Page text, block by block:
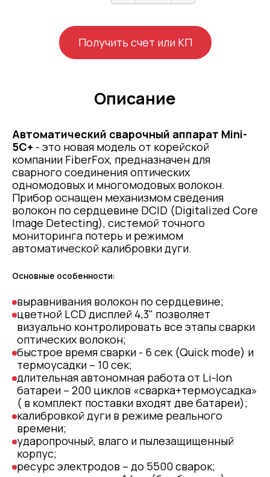
Получить счет или КП
Описание
Автоматический сварочный аппарат Mini-
5C+ - это новая модель от корейской
компании FiberFox, предназначен для
сварного соединения оптических
одномодовых и многомодовых волокон.
Прибор оснащен механизмом сведения
волокон по сердцевине DCID (Digitalized Core
Image Detecting), системой точного
мониторинга потерь и режимом
автоматической калибровки дуги.
Основные особенности:
выравнивания волокон по сердцевине;
цветной LCD дисплей 4,3" позволяет
визуально контролировать все этапы сварки
оптических волокон;
быстрое время сварки - 6 сек (Quick mode) и
термоусадки – 10 сек;
длительная автономная работа от Li-Ion
батареи – 200 циклов «сварка+термоусадка»
( в комплект поставки входят две батареи);
калибровкой дуги в режиме реального
времени;
ударопрочный, влаго и пылезащищенный
корпус;
ресурс электродов – до 5500 сварок;